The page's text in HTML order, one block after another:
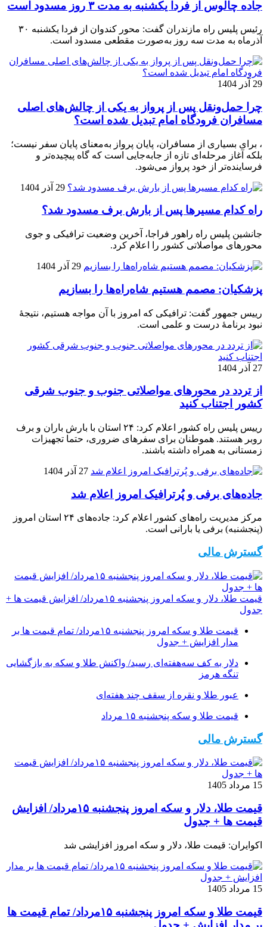
جاده چالوس از فردا یکشنبه به مدت ۳ روز مسدود است
رئیس پلیس راه مازندران گفت: محور کندوان از فردا یکشنبه ۳۰
آذرماه به مدت سه روز به‌صورت مقطعی مسدود است.
29 آذر 1404
چرا حمل‌ونقل پس از پرواز به یکی از چالش‌های اصلی
مسافران فرودگاه امام تبدیل شده است؟
، برای بسیاری از مسافران، پایان پرواز به‌معنای پایان سفر نیست؛
بلکه آغاز مرحله‌ای تازه از جابه‌جایی است که گاه پیچیده‌تر و
فرساینده‌تر از خود پرواز می‌شود.
29 آذر 1404
راه کدام مسیرها پس از بارش برف مسدود شد؟
جانشین پلیس راه راهور فراجا، آخرین وضعیت ترافیکی و جوی
محورهای مواصلاتی کشور را اعلام کرد.
29 آذر 1404
پزشکیان: مصمم هستیم شاه‌راه‌ها را بسازیم
رییس جمهور گفت: ترافیکی که امروز با آن مواجه هستیم، نتیجۀ
نبود برنامۀ درست و علمی است.
27 آذر 1404
از تردد در محورهای مواصلاتی جنوب و جنوب شرقی
کشور اجتناب کنید
رییس پلیس راه کشور اعلام کرد: ۲۴ استان با بارش باران و برف
روبر هستند. هموطنان برای سفرهای ضروری، حتما تجهیزات
زمستانی به همراه داشته باشند.
27 آذر 1404
جاده‌های برفی و پُرترافیک امروز اعلام شد
مرکز مدیریت راه‌های کشور اعلام کرد: جاده‌های ۲۴ استان امروز
(پنجشنبه) برفی یا بارانی است.
گسترش مالی
قیمت طلا، دلار و سکه امروز پنجشنبه ۱۵مرداد/ افزایش قیمت ها +
جدول
قیمت طلا و سکه امروز پنجشنبه ۱۵مرداد/ تمام قیمت ها بر
مدار افزایش + جدول
دلار به کف سه‌هفته‌ای رسید/ واکنش طلا و سکه به بازگشایی
تنگه هرمز
عبور طلا و نقره از سقف چند هفته‌ای
قیمت طلا و سکه پنجشنبه ۱۵ مرداد
گسترش مالی
15 مرداد 1405
قیمت طلا، دلار و سکه امروز پنجشنبه ۱۵مرداد/ افزایش
قیمت ها + جدول
اکوایران: قیمت طلا، دلار و سکه امروز افزایشی شد
15 مرداد 1405
قیمت طلا و سکه امروز پنجشنبه ۱۵مرداد/ تمام قیمت ها